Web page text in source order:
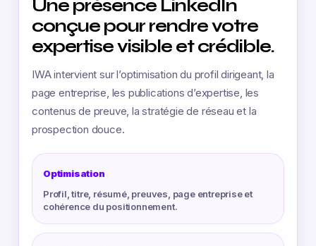
Une présence LinkedIn
conçue pour rendre votre
expertise visible et crédible.
IWA intervient sur l’optimisation du profil dirigeant, la
page entreprise, les publications d’expertise, les
contenus de preuve, la stratégie de réseau et la
prospection douce.
Optimisation
Profil, titre, résumé, preuves, page entreprise et
cohérence du positionnement.